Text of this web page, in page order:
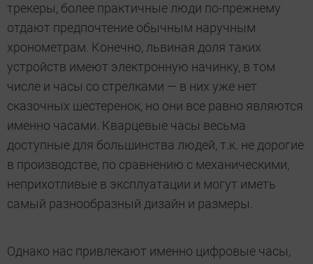
трекеры, более практичные люди по-прежнему
отдают предпочтение обычным наручным
хронометрам. Конечно, львиная доля таких
устройств имеют электронную начинку, в том
числе и часы со стрелками — в них уже нет
сказочных шестеренок, но они все равно являются
именно часами. Кварцевые часы весьма
доступные для большинства людей, т.к. не дорогие
в производстве, по сравнению с механическими,
неприхотливые в эксплуатации и могут иметь
самый разнообразный дизайн и размеры.
Однако нас привлекают именно цифровые часы,